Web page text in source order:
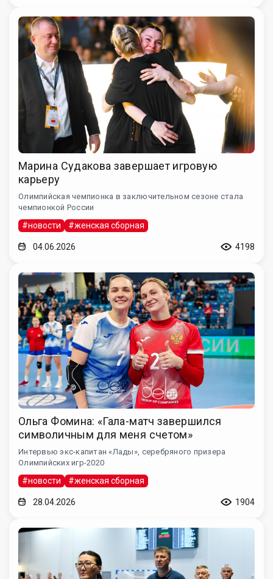
Марина Судакова завершает игровую
карьеру
Олимпийская чемпионка в заключительном сезоне стала
чемпионкой России
#новости #женская сборная
04.06.2026 4198
Ольга Фомина: «Гала-матч завершился
символичным для меня счетом»
Интервью экс-капитан «Лады», серебряного призера
Олимпийских игр-2020
#новости #женская сборная
28.04.2026 1904